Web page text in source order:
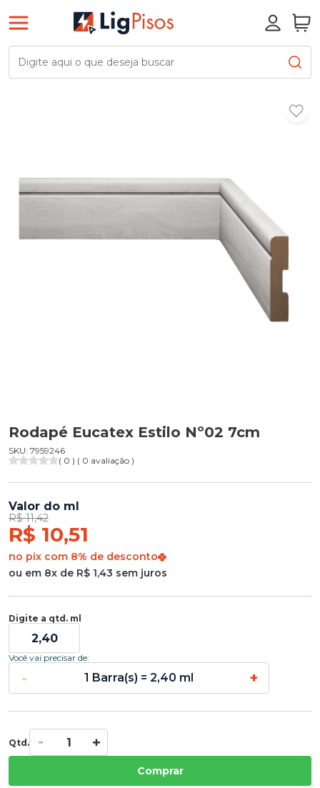
Rodapé Eucatex Estilo Nº02 7cm
SKU: 7959246
( 0 ) ( 0 avaliação )
Valor do ml
R$ 11,42
R$ 10,51
no pix com 8% de desconto
ou em 8x de R$ 1,43 sem juros
Digite a qtd. ml
Você vai precisar de:
- 1 Barra(s) = 2,40 ml +
Qtd.
Comprar